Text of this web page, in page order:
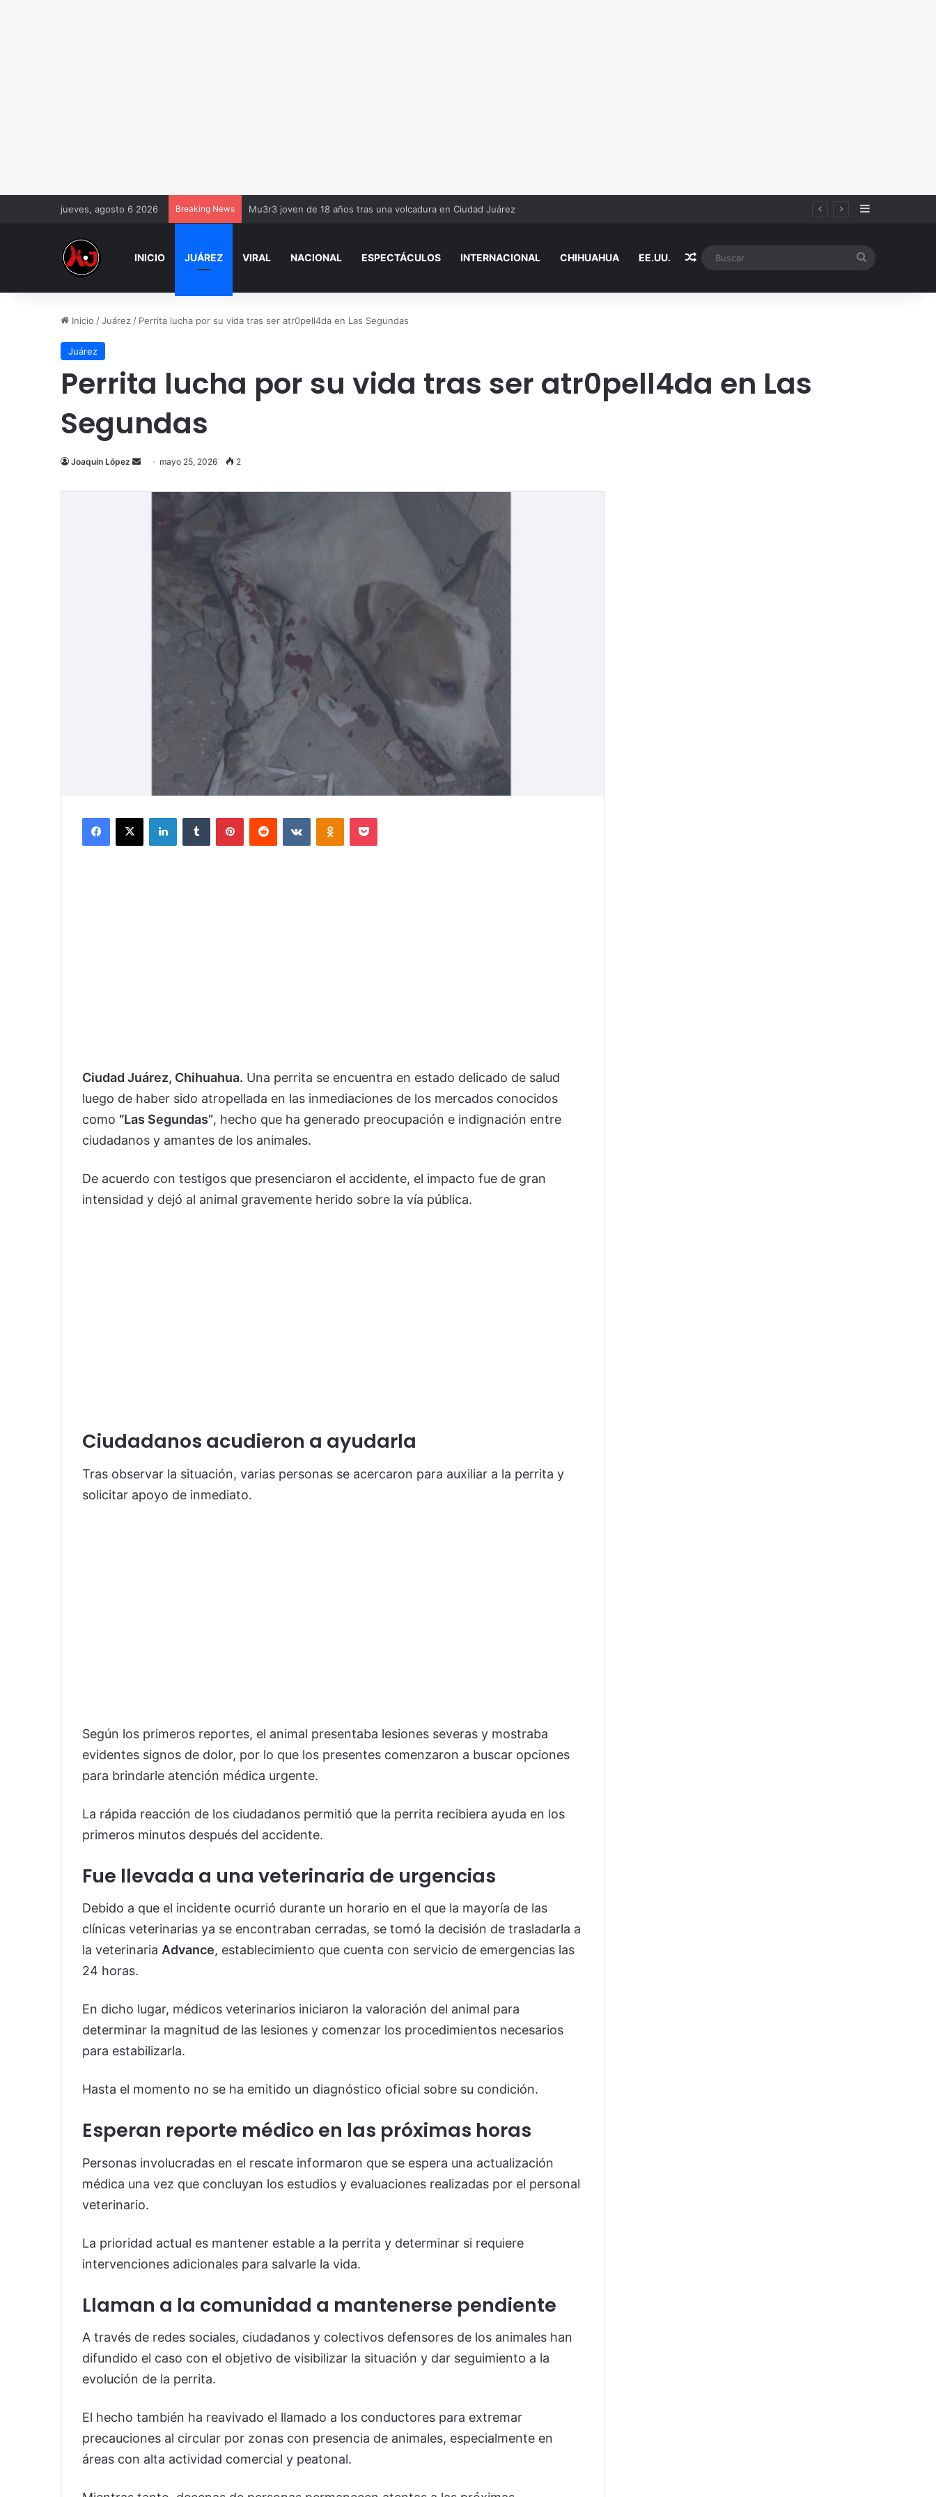
jueves, agosto 6 2026 Breaking News Mu3r3 joven de 18 años tras una volcadura en Ciudad Juárez Sidebar
INICIO JUÁREZ VIRAL NACIONAL ESPECTÁCULOS INTERNACIONAL CHIHUAHUA EE.UU. Random Article
Inicio /Juárez / Perrita lucha por su vida tras ser atr0pell4da en Las Segundas
Juárez
Perrita lucha por su vida tras ser atr0pell4da en Las
Segundas
Joaquín López
Send
email
mayo 25, 2026 2
Facebook
X LinkedInTumblr PinterestReddit VKontakteOdnoklassniki
Pocket
Ciudad Juárez, Chihuahua. Una perrita se encuentra en estado delicado de salud
luego de haber sido atropellada en las inmediaciones de los mercados conocidos
como “Las Segundas”, hecho que ha generado preocupación e indignación entre
ciudadanos y amantes de los animales.
De acuerdo con testigos que presenciaron el accidente, el impacto fue de gran
intensidad y dejó al animal gravemente herido sobre la vía pública.
Ciudadanos acudieron a ayudarla
Tras observar la situación, varias personas se acercaron para auxiliar a la perrita y
solicitar apoyo de inmediato.
Según los primeros reportes, el animal presentaba lesiones severas y mostraba
evidentes signos de dolor, por lo que los presentes comenzaron a buscar opciones
para brindarle atención médica urgente.
La rápida reacción de los ciudadanos permitió que la perrita recibiera ayuda en los
primeros minutos después del accidente.
Fue llevada a una veterinaria de urgencias
Debido a que el incidente ocurrió durante un horario en el que la mayoría de las
clínicas veterinarias ya se encontraban cerradas, se tomó la decisión de trasladarla a
la veterinaria Advance, establecimiento que cuenta con servicio de emergencias las
24 horas.
En dicho lugar, médicos veterinarios iniciaron la valoración del animal para
determinar la magnitud de las lesiones y comenzar los procedimientos necesarios
para estabilizarla.
Hasta el momento no se ha emitido un diagnóstico oficial sobre su condición.
Esperan reporte médico en las próximas horas
Personas involucradas en el rescate informaron que se espera una actualización
médica una vez que concluyan los estudios y evaluaciones realizadas por el personal
veterinario.
La prioridad actual es mantener estable a la perrita y determinar si requiere
intervenciones adicionales para salvarle la vida.
Llaman a la comunidad a mantenerse pendiente
A través de redes sociales, ciudadanos y colectivos defensores de los animales han
difundido el caso con el objetivo de visibilizar la situación y dar seguimiento a la
evolución de la perrita.
El hecho también ha reavivado el llamado a los conductores para extremar
precauciones al circular por zonas con presencia de animales, especialmente en
áreas con alta actividad comercial y peatonal.